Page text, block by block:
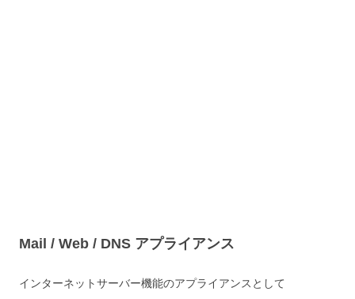
Mail / Web / DNS アプライアンス
インターネットサーバー機能のアプライアンスとして